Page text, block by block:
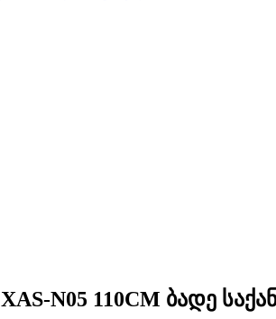
XAS-N05 110CM ბადე